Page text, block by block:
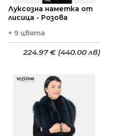
Луксозна наметка от
лисица - Розова
+ 9 цвята
Добави в кошницата
224.97 € (440.00 лв)